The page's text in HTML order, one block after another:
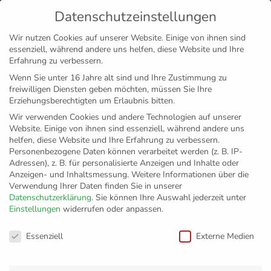
MENÜ
Disclaimer Impressum Datenschutz
Spielplan steht
Datenschutzeinstellungen
Wir nutzen Cookies auf unserer Website. Einige von ihnen sind
essenziell, während andere uns helfen, diese Website und Ihre
Erfahrung zu verbessern.
Wenn Sie unter 16 Jahre alt sind und Ihre Zustimmung zu
freiwilligen Diensten geben möchten, müssen Sie Ihre
Erziehungsberechtigten um Erlaubnis bitten.
Wir verwenden Cookies und andere Technologien auf unserer
Website. Einige von ihnen sind essenziell, während andere uns
helfen, diese Website und Ihre Erfahrung zu verbessern.
Personenbezogene Daten können verarbeitet werden (z. B. IP-
Adressen), z. B. für personalisierte Anzeigen und Inhalte oder
Anzeigen- und Inhaltsmessung. Weitere Informationen über die
Verwendung Ihrer Daten finden Sie in unserer
Datenschutzerklärung. Sie können Ihre Auswahl jederzeit unter
Einstellungen widerrufen oder anpassen.
Datenschutzeinstellungen
Essenziell Externe Medien